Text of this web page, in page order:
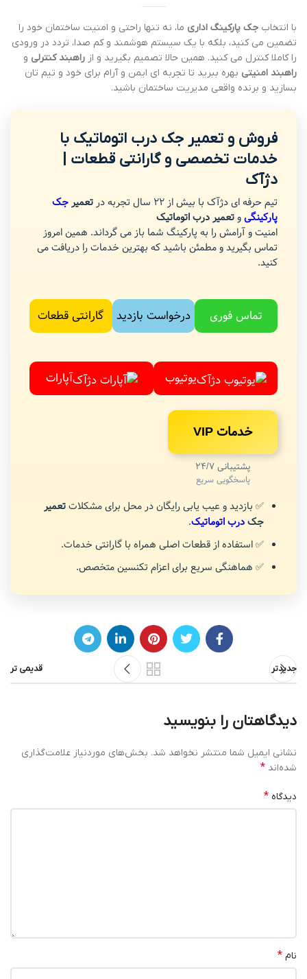
با انتخاب جک پارکینگ اداری ما، نه تنها راحتی و امنیت ساختمان خود را
تضمین می کنید، بلکه با یک سیستم هوشمند و کم صدا، تردد در ورودی
را کاملا کنترل می کنید. همین حالا تصمیم بگیرید و از راهبند کنترلی و
راهبند امنیتی بهره ببرید تا تجربه ای ایمن و آرام برای خود و تیم تان
بسازید و برنده واقعی مدیریت ساختمان باشید.
فروش و تعمیر جک درب اتوماتیک با
خدمات تخصصی و گارانتی قطعات |
دژآک
تیم حرفه ای دژآک با بیش از 22 سال تجربه در تعمیرجک
پارکینگیوتعمیر درب اتوماتیک
امنیت و آرامش را به پارکینگ شما باز می گرداند. همین امروز
تماس بگیرید و مطمئن باشید که بهترین خدمات را دریافت می
کنید.
تماس فوری درخواست بازدید گارانتی قطعات
یوتیوب آپارات
خدمات VIP
پشتیبانی 24/7
پاسخگویی سریع
✅ بازدید و عیب یابی رایگان در محل برای مشکلاتتعمیر
جکدرب اتوماتیک.
✅ استفاده از قطعات اصلی همراه با گارانتی خدمات.
✅ هماهنگی سریع برای اعزام تکنسین متخصص.
جدیدتر قدیمی تر
دیدگاهتان را بنویسید
نشانی ایمیل شما منتشر نخواهد شد. بخش‌های موردنیاز علامت‌گذاری
شده‌اند *
دیدگاه *
نام *